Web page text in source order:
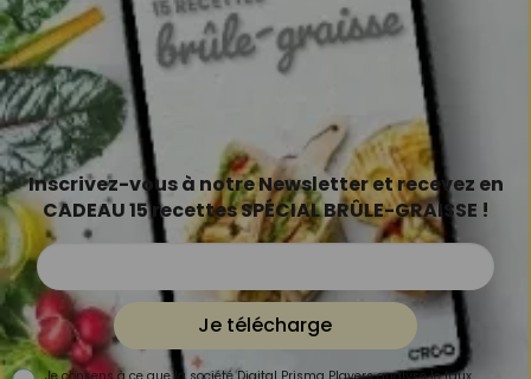
Inscrivez-vous à notre Newsletter et recevez en
CADEAU 15 recettes SPÉCIAL BRÛLE-GRAISSE !
Je télécharge